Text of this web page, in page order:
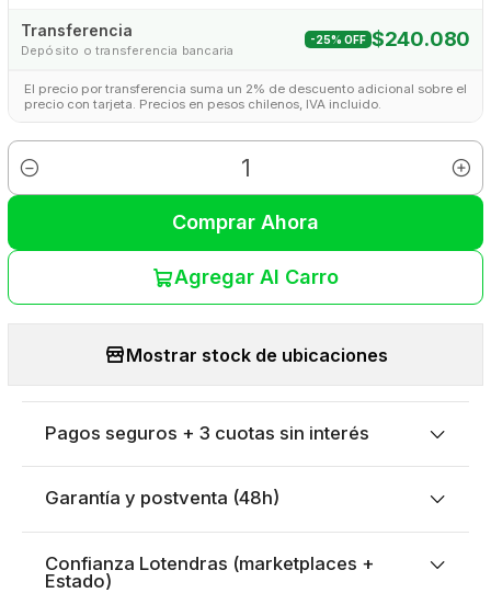
Transferencia
Depósito o transferencia bancaria
-25% OFF $240.080
El precio por transferencia suma un 2% de descuento adicional sobre el
precio con tarjeta. Precios en pesos chilenos, IVA incluido.
Cantidad
Agregar Al Carro
Comprar Ahora
Mostrar stock de ubicaciones
Pagos seguros + 3 cuotas sin interés
Garantía y postventa (48h)
Confianza Lotendras (marketplaces +
Estado)